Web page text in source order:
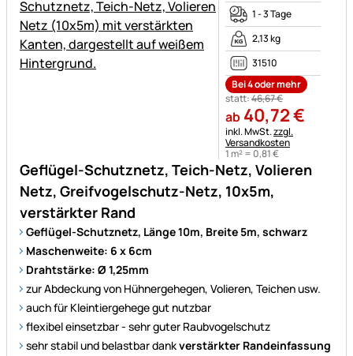
Geflügel-Schutznetz, Teich-Netz, Volieren
Netz, Greifvogelschutz-Netz, 10x5m,
verstärkter Rand
Geflügel-Schutznetz, Länge 10m, Breite 5m, schwarz
Maschenweite: 6 x 6cm
Drahtstärke: Ø 1,25mm
zur Abdeckung von Hühnergehegen, Volieren, Teichen usw.
auch für Kleintiergehege gut nutzbar
flexibel einsetzbar - sehr guter Raubvogelschutz
sehr stabil und belastbar dankverstärkter Randeinfassung
1 - 3 Tage
2,13 kg
31510
Bei 4 oder mehr
statt:46,67€
ab 40,72€
Steuerhinweis:
inkl. MwSt.zzgl.
Versandkosten
1 m² = 0,81€